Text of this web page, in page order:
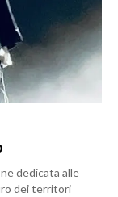
dedicata alle
dei territori